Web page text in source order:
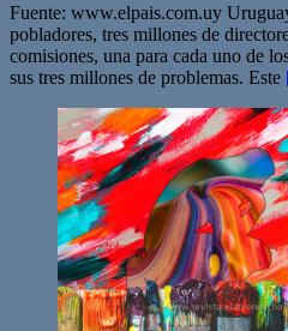
Fuente: www.elpais.com.uy
pobladores, tres millones de
comisiones, una para cada uno de
sus tres millones de problemas. Este